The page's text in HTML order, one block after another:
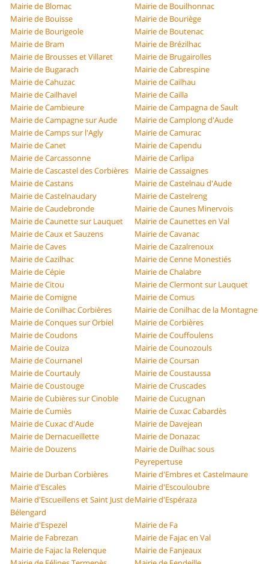
Mairie de Blomac
Mairie de Bouilhonnac
Mairie de Bouisse
Mairie de Bouriège
Mairie de Bourigeole
Mairie de Boutenac
Mairie de Bram
Mairie de Brézilhac
Mairie de Brousses et Villaret
Mairie de Brugairolles
Mairie de Bugarach
Mairie de Cabrespine
Mairie de Cahuzac
Mairie de Cailhau
Mairie de Cailhavel
Mairie de Cailla
Mairie de Cambieure
Mairie de Campagna de Sault
Mairie de Campagne sur Aude
Mairie de Camplong d'Aude
Mairie de Camps sur l'Agly
Mairie de Camurac
Mairie de Canet
Mairie de Capendu
Mairie de Carcassonne
Mairie de Carlipa
Mairie de Cascastel des Corbières
Mairie de Cassaignes
Mairie de Castans
Mairie de Castelnau d'Aude
Mairie de Castelnaudary
Mairie de Castelreng
Mairie de Caudebronde
Mairie de Caunes Minervois
Mairie de Caunette sur Lauquet
Mairie de Caunettes en Val
Mairie de Caux et Sauzens
Mairie de Cavanac
Mairie de Caves
Mairie de Cazalrenoux
Mairie de Cazilhac
Mairie de Cenne Monestiés
Mairie de Cépie
Mairie de Chalabre
Mairie de Citou
Mairie de Clermont sur Lauquet
Mairie de Comigne
Mairie de Comus
Mairie de Conilhac Corbières
Mairie de Conilhac de la Montagne
Mairie de Conques sur Orbiel
Mairie de Corbières
Mairie de Coudons
Mairie de Couffoulens
Mairie de Couiza
Mairie de Counozouls
Mairie de Cournanel
Mairie de Coursan
Mairie de Courtauly
Mairie de Coustaussa
Mairie de Coustouge
Mairie de Cruscades
Mairie de Cubières sur Cinoble
Mairie de Cucugnan
Mairie de Cumiès
Mairie de Cuxac Cabardès
Mairie de Cuxac d'Aude
Mairie de Davejean
Mairie de Dernacueillette
Mairie de Donazac
Mairie de Douzens
Mairie de Duilhac sous
Peyrepertuse
Mairie de Durban Corbières
Mairie d'Embres et Castelmaure
Mairie d'Escales
Mairie d'Escouloubre
Mairie d'Escueillens et Saint Just de
Bélengard
Mairie d'Espéraza
Mairie d'Espezel
Mairie de Fa
Mairie de Fabrezan
Mairie de Fajac en Val
Mairie de Fajac la Relenque
Mairie de Fanjeaux